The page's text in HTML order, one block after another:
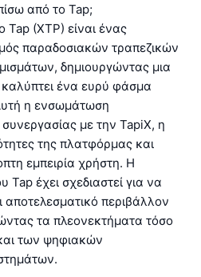
από το Tap;
Tap (XTP) είναι ένας
παραδοσιακών τραπεζικών
δημιουργώντας μια
καλύπτει ένα ευρύ φάσμα
η ενσωμάτωση
με την TapiX, η
της πλατφόρμας και
εμπειρία χρήστη. Η
έχει σχεδιαστεί για να
περιβάλλον
τα πλεονεκτήματα τόσο
των ψηφιακών